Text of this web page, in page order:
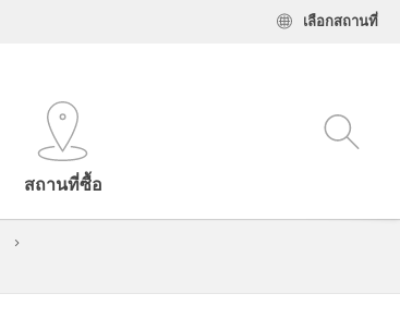
เลือกสถานที่
สถานที่ซื้อ